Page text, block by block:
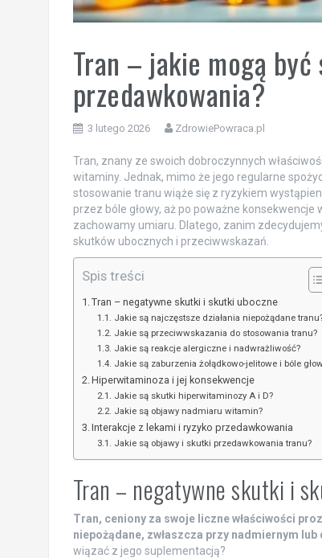
Tran – jakie mogą
przedawkowania?
3 lutego 2026 ZdrowiePowraca.pl
Tran, znany ze swoich dobroczynnych
witaminy. Jednak, mimo że jego regularne
stosowanie tranu wiąże się z ryzykiem
przez bóle głowy, aż po poważne
zachowamy umiaru. Dlatego, zanim
skutków ubocznych i przeciwwskazań.
Spis treści
Tran – negatywne skutki i skutki uboczne
Jakie są najczęstsze działania niepożądane
Jakie są przeciwwskazania do stosowania tranu?
Jakie są reakcje alergiczne i nadwrażliwość?
Jakie są zaburzenia żołądkowo-jelitowe i bóle
Hiperwitaminoza i jej konsekwencje
Jakie są skutki hiperwitaminozy A i D?
Jakie są objawy nadmiaru witamin?
Interakcje z lekami i ryzyko przedawkowania
Jakie są objawy i skutki przedawkowania tranu?
Tran – negatywne skutki i
Tran, ceniony za swoje liczne właściwości
niepożądane, zwłaszcza przy nadmiernym lub
wiązać z jego suplementacją?